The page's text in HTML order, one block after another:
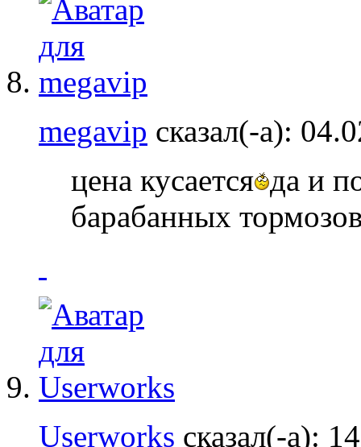
megavip сказал(-а):
цена кусается да и
барабанных
Userworks сказал(-а):